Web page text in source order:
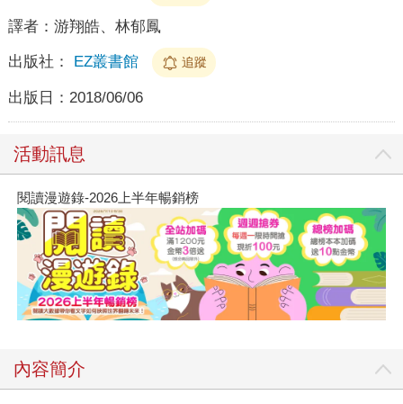
譯者： 游翔皓、林郁鳳
出版社： EZ叢書館 追蹤
出版日： 2018/06/06
活動訊息
閱讀漫遊錄-2026上半年暢銷榜
內容簡介